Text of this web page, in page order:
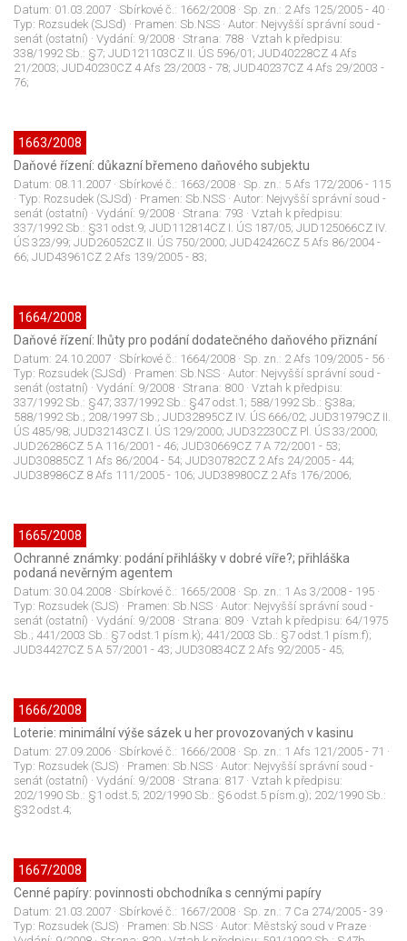
Datum: 01.03.2007 · Sbírkové č.: 1662/2008 · Sp. zn.: 2 Afs 125/2005 - 40 ·
Typ: Rozsudek (SJSd) · Pramen: Sb.NSS · Autor: Nejvyšší správní soud -
senát (ostatní) · Vydání: 9/2008 · Strana: 788 · Vztah k předpisu:
338/1992 Sb.: §7; JUD121103CZ II. ÚS 596/01; JUD40228CZ 4 Afs
21/2003; JUD40230CZ 4 Afs 23/2003 - 78; JUD40237CZ 4 Afs 29/2003 -
76;
1663/2008
Daňové řízení: důkazní břemeno daňového subjektu
Datum: 08.11.2007 · Sbírkové č.: 1663/2008 · Sp. zn.: 5 Afs 172/2006 - 115
· Typ: Rozsudek (SJSd) · Pramen: Sb.NSS · Autor: Nejvyšší správní soud -
senát (ostatní) · Vydání: 9/2008 · Strana: 793 · Vztah k předpisu:
337/1992 Sb.: §31 odst.9; JUD112814CZ I. ÚS 187/05; JUD125066CZ IV.
ÚS 323/99; JUD26052CZ II. ÚS 750/2000; JUD42426CZ 5 Afs 86/2004 -
66; JUD43961CZ 2 Afs 139/2005 - 83;
1664/2008
Daňové řízení: lhůty pro podání dodatečného daňového přiznání
Datum: 24.10.2007 · Sbírkové č.: 1664/2008 · Sp. zn.: 2 Afs 109/2005 - 56 ·
Typ: Rozsudek (SJSd) · Pramen: Sb.NSS · Autor: Nejvyšší správní soud -
senát (ostatní) · Vydání: 9/2008 · Strana: 800 · Vztah k předpisu:
337/1992 Sb.: §47; 337/1992 Sb.: §47 odst.1; 588/1992 Sb.: §38a;
588/1992 Sb.; 208/1997 Sb.; JUD32895CZ IV. ÚS 666/02; JUD31979CZ II.
ÚS 485/98; JUD32143CZ I. ÚS 129/2000; JUD32230CZ Pl. ÚS 33/2000;
JUD26286CZ 5 A 116/2001 - 46; JUD30669CZ 7 A 72/2001 - 53;
JUD30885CZ 1 Afs 86/2004 - 54; JUD30782CZ 2 Afs 24/2005 - 44;
JUD38986CZ 8 Afs 111/2005 - 106; JUD38980CZ 2 Afs 176/2006;
1665/2008
Ochranné známky: podání přihlášky v dobré víře?; přihláška
podaná nevěrným agentem
Datum: 30.04.2008 · Sbírkové č.: 1665/2008 · Sp. zn.: 1 As 3/2008 - 195 ·
Typ: Rozsudek (SJS) · Pramen: Sb.NSS · Autor: Nejvyšší správní soud -
senát (ostatní) · Vydání: 9/2008 · Strana: 809 · Vztah k předpisu: 64/1975
Sb.; 441/2003 Sb.: §7 odst.1 písm.k); 441/2003 Sb.: §7 odst.1 písm.f);
JUD34427CZ 5 A 57/2001 - 43; JUD30834CZ 2 Afs 92/2005 - 45;
1666/2008
Loterie: minimální výše sázek u her provozovaných v kasinu
Datum: 27.09.2006 · Sbírkové č.: 1666/2008 · Sp. zn.: 1 Afs 121/2005 - 71 ·
Typ: Rozsudek (SJS) · Pramen: Sb.NSS · Autor: Nejvyšší správní soud -
senát (ostatní) · Vydání: 9/2008 · Strana: 817 · Vztah k předpisu:
202/1990 Sb.: §1 odst.5; 202/1990 Sb.: §6 odst.5 písm.g); 202/1990 Sb.:
§32 odst.4;
1667/2008
Cenné papíry: povinnosti obchodníka s cennými papíry
Datum: 21.03.2007 · Sbírkové č.: 1667/2008 · Sp. zn.: 7 Ca 274/2005 - 39 ·
Typ: Rozsudek (SJS) · Pramen: Sb.NSS · Autor: Městský soud v Praze ·